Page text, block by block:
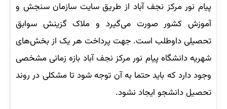
پیام نور مرکز نجف آباد از طریق سایت سازمان سنجش و
آموزش کشور صورت می‌گیرد و ملاک گزینش سوابق
تحصیلی داوطلب است. جهت پرداخت هر یک از بخش‌های
شهریه دانشگاه پیام نور مرکز نجف آباد بازه زمانی مشخصی
وجود دارد که باید حتما به آن توجه شود تا مشکلی در روند
تحصیل دانشجو ایجاد نشود.